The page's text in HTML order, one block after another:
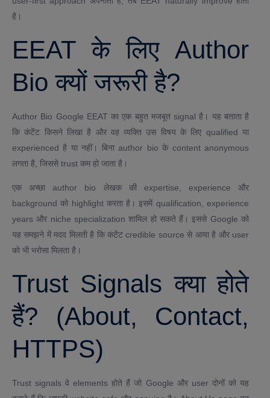
है।
EEAT के लिए Author
Bio क्यों जरूरी है?
Author Bio Google EEAT का एक बहुत मजबूत signal है। यह बताता है
कि कंटेंट किसने लिखा है और वह व्यक्ति उस विषय के लिए qualified या
experienced है या नहीं। बिना author bio के content anonymous
लगता है, जिससे trust कम हो जाता है।
एक अच्छा author bio लेखक की expertise, experience और
background को highlight करता है। इसमें qualification, experience
years और niche specialization शामिल हो सकते हैं। इससे Google को
यह समझने में मदद मिलती है कि कंटेंट credible source से आया है और user
को भी भरोसा मिलता है।
Trust Signals क्या होते
हैं? (About, Contact,
HTTPS)
Trust signals वे elements होते हैं जो Google और user दोनों को यह